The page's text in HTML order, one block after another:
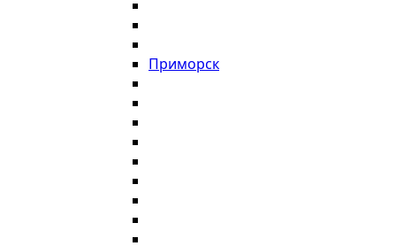
Приморск